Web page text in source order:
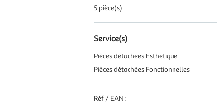
5 pièce(s)
Service(s)
Pièces détachées Esthétique
Pièces détachées Fonctionnelles
Réf / EAN :